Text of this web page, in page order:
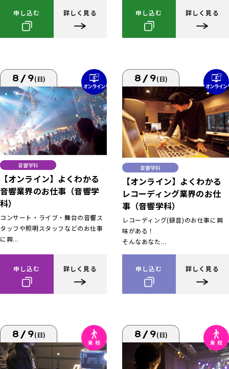
申し込む 詳しく見る 申し込む 詳しく見る
8/9(日)
音響学科
【オンライン】よくわかる
音響業界のお仕事（音響学
科）
コンサート・ライブ・舞台の音響ス
タッフや照明スタッフなどのお仕事
に興...
申し込む 詳しく見る
8/9(日)
音響学科
【オンライン】よくわかる
レコーディング業界のお仕
事（音響学科）
レコーディング(録音)のお仕事に興
味がある！
そんなあなた...
申し込む 詳しく見る
8/9(日) 8/9(日)